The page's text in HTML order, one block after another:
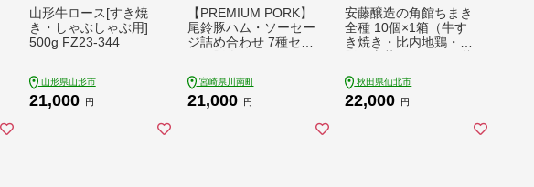
山形牛ロース[すき焼
き・しゃぶしゃぶ用]
500g FZ23-344
山形県山形市
21,000 円
【PREMIUM PORK】
尾鈴豚ハム・ソーセー
ジ詰め合わせ 7種セッ
宮崎県川南町
21,000 円
安藤醸造の角館ちまき
全種 10個×1箱（牛す
き焼き・比内地鶏・桃
セット
秋田県仙北市
22,000 円